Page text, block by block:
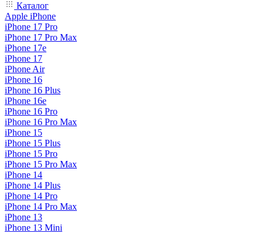
Каталог
Apple iPhone
iPhone 17 Pro
iPhone 17 Pro Max
iPhone 17e
iPhone 17
iPhone Air
iPhone 16
iPhone 16 Plus
iPhone 16e
iPhone 16 Pro
iPhone 16 Pro Max
iPhone 15
iPhone 15 Plus
iPhone 15 Pro
iPhone 15 Pro Max
iPhone 14
iPhone 14 Plus
iPhone 14 Pro
iPhone 14 Pro Max
iPhone 13
iPhone 13 Mini